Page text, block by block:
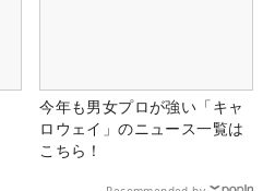
今年も男女プロが強い「キャ
ロウェイ」のニュース一覧は
こちら！